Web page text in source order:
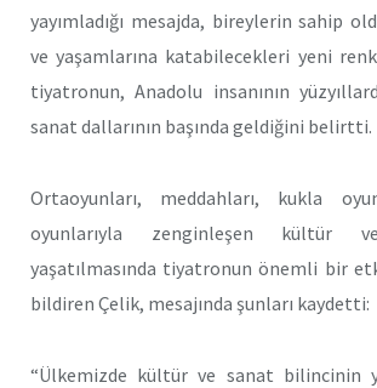
yayımladığı mesajda, bireylerin sahip
ve yaşamlarına katabilecekleri yeni
tiyatronun, Anadolu insanının
sanat dallarının başında geldiğini belirtti.
Ortaoyunları, meddahları, kukla
oyunlarıyla zenginleşen kültür
yaşatılmasında tiyatronun önemli bir
bildiren Çelik, mesajında şunları kaydetti:
“Ülkemizde kültür ve sanat bilincinin